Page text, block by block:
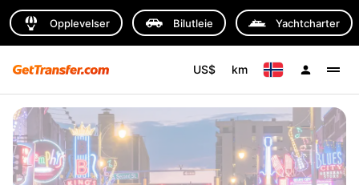
Opplevelser Bilutleie Yachtcharter
US$ km